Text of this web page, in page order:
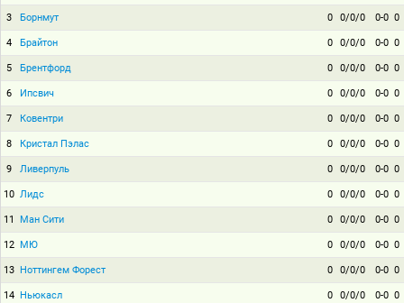
3 Борнмут 0 0/0/0 0-0 0
4 Брайтон 0 0/0/0 0-0 0
5 Брентфорд 0 0/0/0 0-0 0
6 Ипсвич 0 0/0/0 0-0 0
7 Ковентри 0 0/0/0 0-0 0
8 Кристал Пэлас 0 0/0/0 0-0 0
9 Ливерпуль 0 0/0/0 0-0 0
10 Лидс 0 0/0/0 0-0 0
11 Ман Сити 0 0/0/0 0-0 0
12 МЮ 0 0/0/0 0-0 0
13 Ноттингем Форест 0 0/0/0 0-0 0
14 Ньюкасл 0 0/0/0 0-0 0